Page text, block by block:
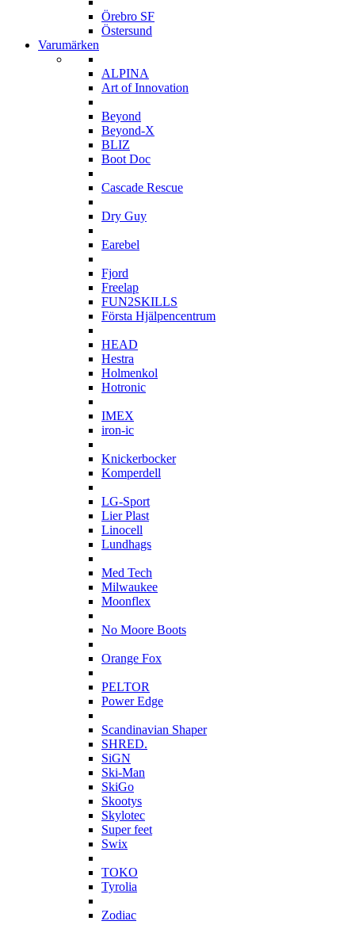
Örebro SF
Östersund
Varumärken
ALPINA
Art of Innovation
Beyond
Beyond-X
BLIZ
Boot Doc
Cascade Rescue
Dry Guy
Earebel
Fjord
Freelap
FUN2SKILLS
Första Hjälpencentrum
HEAD
Hestra
Holmenkol
Hotronic
IMEX
iron-ic
Knickerbocker
Komperdell
LG-Sport
Lier Plast
Linocell
Lundhags
Med Tech
Milwaukee
Moonflex
No Moore Boots
Orange Fox
PELTOR
Power Edge
Scandinavian Shaper
SHRED.
SiGN
Ski-Man
SkiGo
Skootys
Skylotec
Super feet
Swix
TOKO
Tyrolia
Zodiac